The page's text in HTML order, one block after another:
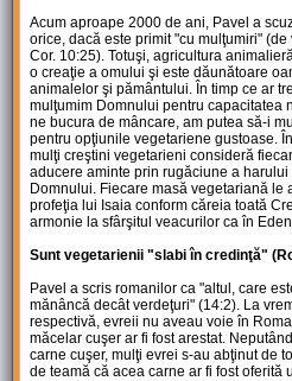
Acum aproape 2000 de ani, Pavel a
orice, dacă este primit "cu mulţumiri" (de
Cor. 10:25). Totuşi, agricultura
o creaţie a omului şi este dăunătoare
animalelor şi pământului. În timp ce ar
mulţumim Domnului pentru capacitatea
ne bucura de mâncare, am putea să-i
pentru opţiunile vegetariene gustoase.
mulţi creştini vegetarieni consideră
aducere aminte prin rugăciune a harului
Domnului. Fiecare masă vegetariană le
profeţia lui Isaia conform căreia toată
armonie la sfârşitul veacurilor ca în
Sunt vegetarienii "slabi în credinţă"
Pavel a scris romanilor ca "altul, care
mănâncă decât verdeţuri" (14:2). La
respectivă, evreii nu aveau voie în
măcelar cuşer ar fi fost arestat.
carne cuşer, mulţi evrei s-au abţinut de
de teamă că acea carne ar fi fost oferită